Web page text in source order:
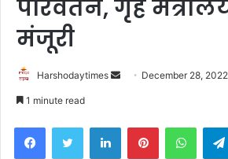
परिवर्तन, गृह
मंजूरी
Harshodaytimes
Send December 28, 2022
1 minute read
FacebookTwitter LinkedInPinterest